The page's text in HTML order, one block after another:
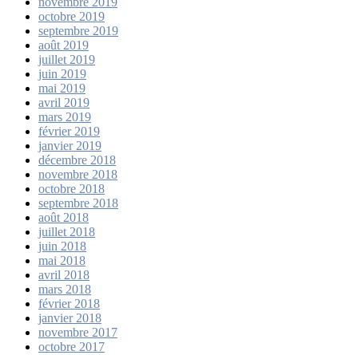
octobre 2019
septembre 2019
août 2019
juillet 2019
juin 2019
mai 2019
avril 2019
mars 2019
février 2019
janvier 2019
décembre 2018
novembre 2018
octobre 2018
septembre 2018
août 2018
juillet 2018
juin 2018
mai 2018
avril 2018
mars 2018
février 2018
janvier 2018
novembre 2017
octobre 2017